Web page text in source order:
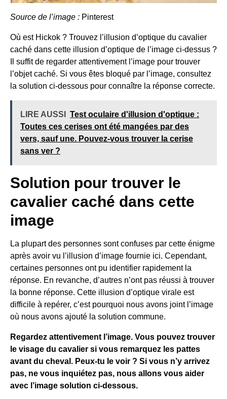
Source de l’image : Pinterest
Où est Hickok ? Trouvez l’illusion d’optique du cavalier
caché dans cette illusion d’optique de l’image ci-dessus ?
Il suffit de regarder attentivement l’image pour trouver
l’objet caché. Si vous êtes bloqué par l’image, consultez
la solution ci-dessous pour connaître la réponse correcte.
LIRE AUSSI
Test oculaire d'illusion d'optique :
Toutes ces cerises ont été mangées par des
vers, sauf une. Pouvez-vous trouver la cerise
sans ver ?
Solution pour trouver le
cavalier caché dans cette
image
La plupart des personnes sont confuses par cette énigme
après avoir vu l’illusion d’image fournie ici. Cependant,
certaines personnes ont pu identifier rapidement la
réponse. En revanche, d’autres n’ont pas réussi à trouver
la bonne réponse. Cette illusion d’optique virale est
difficile à repérer, c’est pourquoi nous avons joint l’image
où nous avons ajouté la solution commune.
Regardez attentivement l’image. Vous pouvez trouver
le visage du cavalier si vous remarquez les pattes
avant du cheval. Peux-tu le voir ? Si vous n’y arrivez
pas, ne vous inquiétez pas, nous allons vous aider
avec l’image solution ci-dessous.